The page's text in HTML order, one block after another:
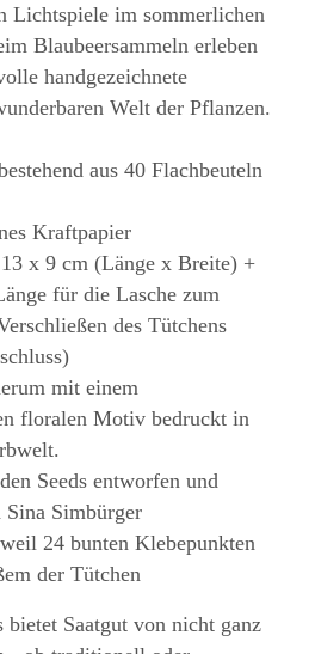
Lichtspiele im sommerlichen
Blaubeersammeln erleben
handgezeichnete
Welt der Pflanzen.
aus 40 Flachbeuteln
Kraftpapier
x 9 cm (Länge x Breite) +
für die Lasche zum
des Tütchens
mit einem
floralen Motiv bedruckt in
Seeds entworfen und
Sina Simbürger
24 bunten Klebepunkten
der Tütchen
bietet Saatgut von nicht ganz